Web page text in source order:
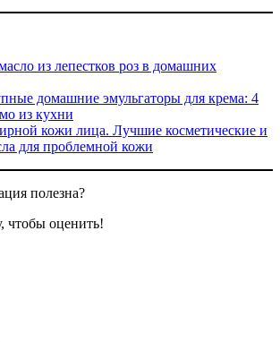
из лепестков роз в домашних
домашние эмульгаторы для крема: 4
из кухни
кожи лица. Лучшие косметические и
для проблемной кожи
полезна?
чтобы оценить!